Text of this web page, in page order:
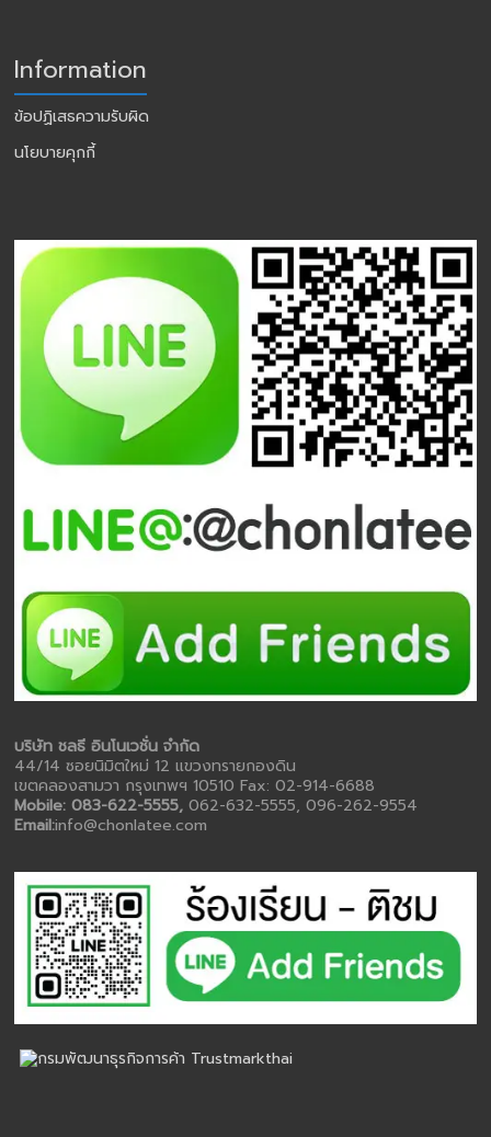
Information
ข้อปฏิเสธความรับผิด
นโยบายคุกกี้
บริษัท ชลธี อินโนเวชั่น จำกัด
44/14 ซอยนิมิตใหม่ 12 แขวงทรายกองดิน
เขตคลองสามวา กรุงเทพฯ 10510 Fax: 02-914-6688
Mobile: 083-622-5555,062-632-5555, 096-262-9554
Email:info@chonlatee.com